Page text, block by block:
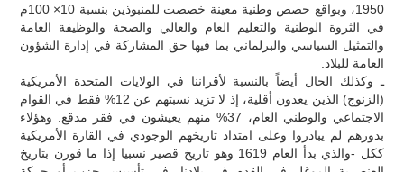
1950، وبواقع حصص وطنية معينة خصصت للمنبوذين بنسبة 10× 100م
في الثروة الوطنية والتعليم العام والعالي والصحة والوظيفة العامة
والتمثيل السياسي والبرلماني بما فيها حق المشاركة في إدارة الشؤون
العامة للبلاد.
ـ وكذلك الحال أيضاً بالنسبة لأقراننا في الولايات المتحدة الأمريكية
(الزنوج) الذين يعدون أقلية، إذ لا تزيد نسبتهم عن 12% فقط في القوام
الاجتماعي والوطني العام، 37% منهم يعيشون في فقر مدقع. وهؤلاء
بدورهم لم يبادروا وعلى امتداد تاريخهم الوجودي في القارة الأمريكية
ككل -والذي بدأ العام 1619 وهو تاريخ قصير نسبيا إذا ما قورن بتاريخ